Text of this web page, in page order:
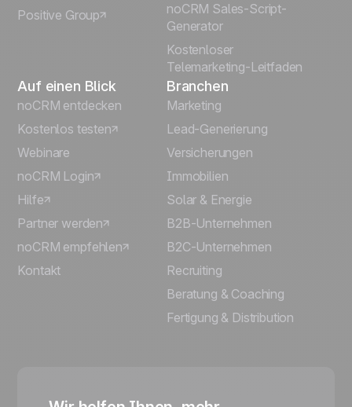
Italiano
Positive Group
noCRM Sales-Script-
Generator
Kostenloser
Telemarketing-Leitfaden
Auf einen Blick
noCRM entdecken
Kostenlos testen
Webinare
noCRM Login
Hilfe
Partner werden
noCRM empfehlen
Kontakt
Branchen
Marketing
Lead-Generierung
Versicherungen
Immobilien
Solar & Energie
B2B-Unternehmen
B2C-Unternehmen
Recruiting
Beratung & Coaching
Fertigung & Distribution